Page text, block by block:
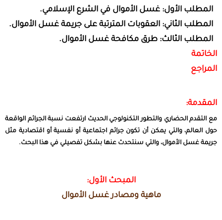
المطلب الأول: غسل الأموال في الشرع الإسلامي.
المطلب الثاني: العقوبات المترتبة على جريمة غسل الأموال.
المطلب الثالث: طرق مكافحة غسل الأموال.
الخاتمة
المراجع
المقدمة:
مع التقدم الحضاري والتطور التكنولوجي الحديث ارتفعت نسبة الجرائم الواقعة
حول العالم، والتي يمكن أن تكون جرائم اجتماعية أو نفسية أو اقتصادية مثل
جريمة غسل الأموال، والتي سنتحدث عنها بشكل تفصيلي في هذا البحث.
المبحث الأول:
ماهية ومصادر غسل الأموال